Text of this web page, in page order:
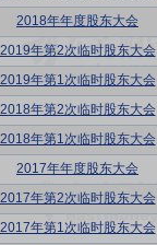
2018年年度股东大会
2019年第2次临时股东大会
2019年第1次临时股东大会
2018年第2次临时股东大会
2018年第1次临时股东大会
2017年年度股东大会
2017年第2次临时股东大会
2017年第1次临时股东大会